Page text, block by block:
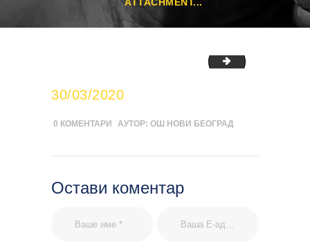
likovno-
30/03/2020
0 КОМЕНТАРИ АУТОР: ОШ НОВИ БЕОГРАД
Остави коментар